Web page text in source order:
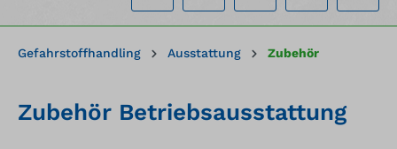
Gefahrstoffhandling Ausstattung Zubehör
Zubehör Betriebsausstattung